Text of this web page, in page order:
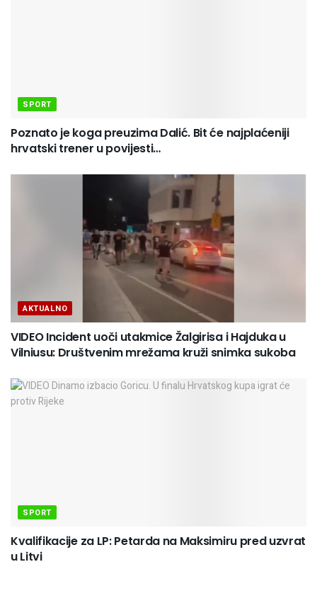
SPORT
Poznato je koga preuzima Dalić. Bit će najplaćeniji
hrvatski trener u povijesti…
AKTUALNO
VIDEO Incident uoči utakmice Žalgirisa i Hajduka u
Vilniusu: Društvenim mrežama kruži snimka sukoba
SPORT
Kvalifikacije za LP: Petarda na Maksimiru pred uzvrat
u Litvi